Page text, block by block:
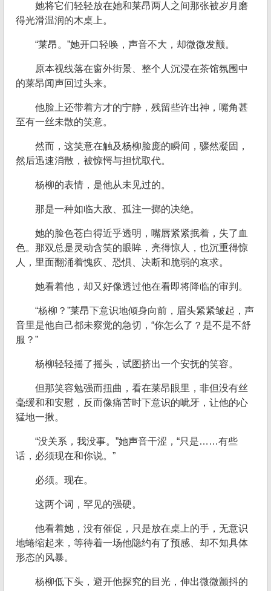
她将它们轻轻放在她和莱昂两人之间那张被岁月磨
得光滑温润的木桌上。
“莱昂。”她开口轻唤，声音不大，却微微发颤。
原本视线落在窗外街景、整个人沉浸在茶馆氛围中
的莱昂闻声回过头来。
他脸上还带着方才的宁静，残留些许出神，嘴角甚
至有一丝未散的笑意。
然而，这笑意在触及杨柳脸庞的瞬间，骤然凝固，
然后迅速消散，被惊愕与担忧取代。
杨柳的表情，是他从未见过的。
那是一种如临大敌、孤注一掷的决绝。
她的脸色苍白得近乎透明，嘴唇紧紧抿着，失了血
色。那双总是灵动含笑的眼眸，亮得惊人，也沉重得惊
人，里面翻涌着愧疚、恐惧、决断和脆弱的哀求。
她看着他，却又好像透过他在看即将降临的审判。
“杨柳？”莱昂下意识地倾身向前，眉头紧紧皱起，声
音里是他自己都未察觉的急切，“你怎么了？是不是不舒
服？”
杨柳轻轻摇了摇头，试图挤出一个安抚的笑容。
但那笑容勉强而扭曲，看在莱昂眼里，非但没有丝
毫缓和和安慰，反而像痛苦时下意识的呲牙，让他的心
猛地一揪。
“没关系，我没事。”她声音干涩，“只是……有些
话，必须现在和你说。”
必须。现在。
这两个词，罕见的强硬。
他看着她，没有催促，只是放在桌上的手，无意识
地蜷缩起来，等待着一场他隐约有了预感、却不知具体
形态的风暴。
杨柳低下头，避开他探究的目光，伸出微微颤抖的